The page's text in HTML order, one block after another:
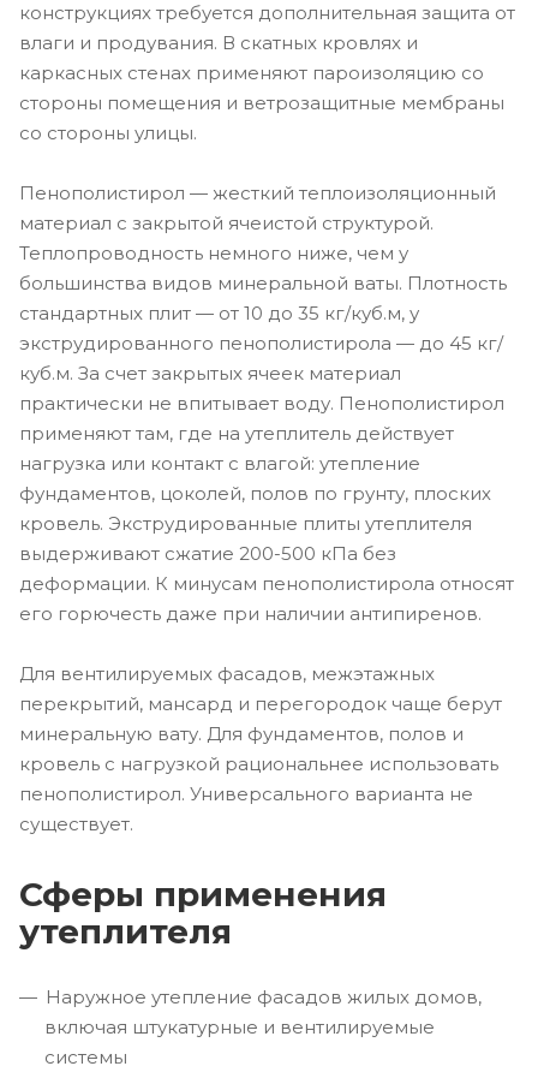
конструкциях требуется дополнительная защита от
влаги и продувания. В скатных кровлях и
каркасных стенах применяют пароизоляцию со
стороны помещения и ветрозащитные мембраны
со стороны улицы.
Пенополистирол — жесткий теплоизоляционный
материал с закрытой ячеистой структурой.
Теплопроводность немного ниже, чем у
большинства видов минеральной ваты. Плотность
стандартных плит — от 10 до 35 кг/куб.м, у
экструдированного пенополистирола — до 45 кг/
куб.м. За счет закрытых ячеек материал
практически не впитывает воду. Пенополистирол
применяют там, где на утеплитель действует
нагрузка или контакт с влагой: утепление
фундаментов, цоколей, полов по грунту, плоских
кровель. Экструдированные плиты утеплителя
выдерживают сжатие 200-500 кПа без
деформации. К минусам пенополистирола относят
его горючесть даже при наличии антипиренов.
Для вентилируемых фасадов, межэтажных
перекрытий, мансард и перегородок чаще берут
минеральную вату. Для фундаментов, полов и
кровель с нагрузкой рациональнее использовать
пенополистирол. Универсального варианта не
существует.
Сферы применения
утеплителя
Наружное утепление фасадов жилых домов,
включая штукатурные и вентилируемые
системы